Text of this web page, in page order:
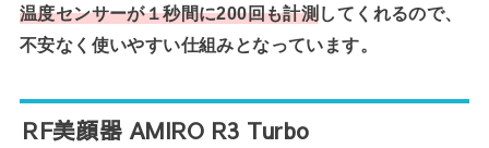
温度センサーが１秒間に200回も計測 してくれるので、
不安なく使いやすい仕組みとなっています。
RF美顔器 AMIRO R3 Turbo